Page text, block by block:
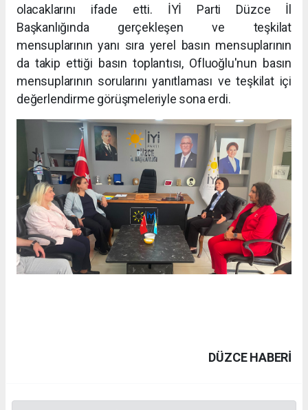
olacaklarını ifade etti. İYİ Parti Düzce İl
Başkanlığında gerçekleşen ve teşkilat
mensuplarının yanı sıra yerel basın mensuplarının
da takip ettiği basın toplantısı, Ofluoğlu'nun basın
mensuplarının sorularını yanıtlaması ve teşkilat içi
değerlendirme görüşmeleriyle sona erdi.
DÜZCE HABERİ